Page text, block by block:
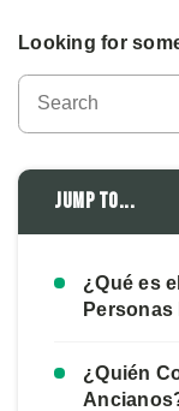
Looking for
Jump to...
¿Qué es
Personas
¿Quién